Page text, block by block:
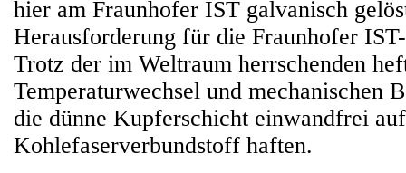
hier am Fraunhofer IST galvanisch
Herausforderung für die Fraunhofer
Trotz der im Weltraum herrschenden
Temperaturwechsel und mechanischen
die dünne Kupferschicht einwandfrei
Kohlefaserverbundstoff haften.